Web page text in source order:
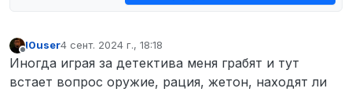
I0user4 сент. 2024 г., 18:18
отредактировано
Иногда играя за детектива меня грабят и тут
встает вопрос оружие, рация, жетон, находят ли